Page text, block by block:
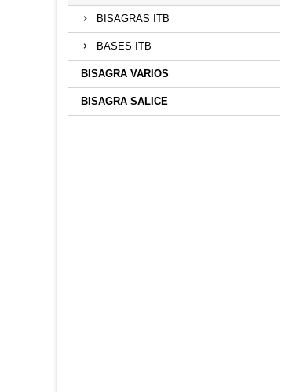
BISAGRAS ITB
BASES ITB
BISAGRA VARIOS
BISAGRA SALICE